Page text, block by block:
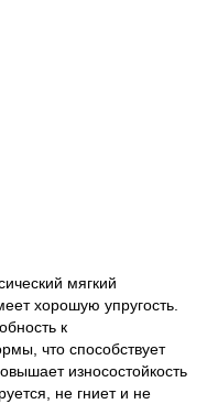
мягкий
хорошую упругость.
к
что способствует
износостойкость
не гниет и не